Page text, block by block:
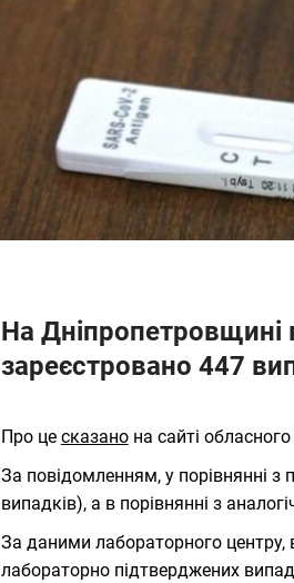
На Дніпропетровщині
зареєстровано 447
Про це сказанона сайті
За повідомленням, у порівнянні
випадків), а в порівнянні з
За даними лабораторного центру,
лабораторно підтверджених